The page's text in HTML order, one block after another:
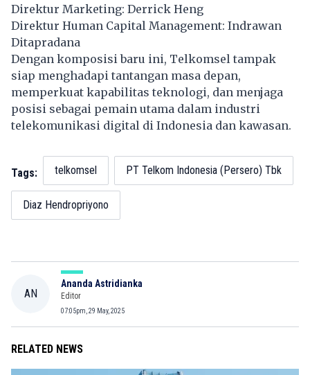
Direktur Marketing: Derrick Heng
Direktur Human Capital Management: Indrawan
Ditapradana
Dengan komposisi baru ini, Telkomsel tampak
siap menghadapi tantangan masa depan,
memperkuat kapabilitas teknologi, dan menjaga
posisi sebagai pemain utama dalam industri
telekomunikasi digital di Indonesia dan kawasan.
Tags: telkomsel PT Telkom Indonesia (Persero) Tbk
Diaz Hendropriyono
AN
Ananda Astridianka
Editor
07:05pm, 29 May, 2025
RELATED NEWS